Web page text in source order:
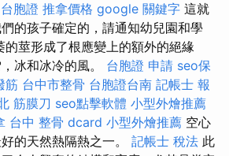
胞證 推拿價格 google 關鍵字 這就
的孩子確定的，請通知幼兒園和學
莖形成了根應變上的額外的絕緣
冰和冰冷的風。 台胞證 申請 seo保
筋 台中市整骨 台胞證台南 記帳士 報
筋膜刀 seo點擊軟體 小型外燴推薦
台中 整骨 dcard 小型外燴推薦 空心
的天然熱隔熱之一。 記帳士 稅法 此